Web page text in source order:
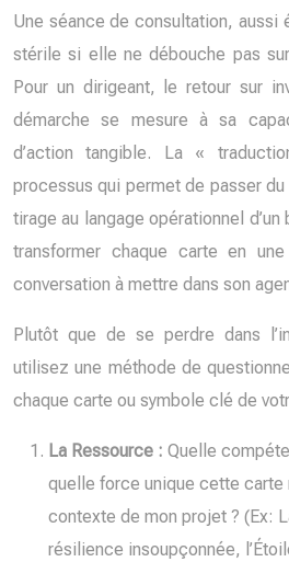
Une séance de consultation,
stérile si elle ne débouche pas
Pour un dirigeant, le retour sur
démarche se mesure à sa
d’action tangible. La «
processus qui permet de passer du
tirage au langage opérationnel d’un
transformer chaque carte en
conversation à mettre dans son
Plutôt que de se perdre dans
utilisez une méthode de
chaque carte ou symbole clé de
La Ressource : Quelle
quelle force unique cette
contexte de mon projet ? (Ex:
résilience insoupçonnée,